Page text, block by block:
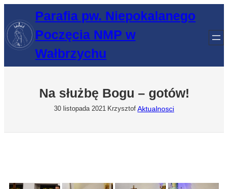
treści
Parafia pw. Niepokalanego
Poczęcia NMP w
Wałbrzychu
Na służbę Bogu – gotów!
30 listopada 2021 Krzysztof Aktualnosci